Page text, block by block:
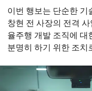
이번 행보는 단순한 기
창현 전 사장의 전격
율주행 개발 조직에 대
분명히 하기 위한 조치